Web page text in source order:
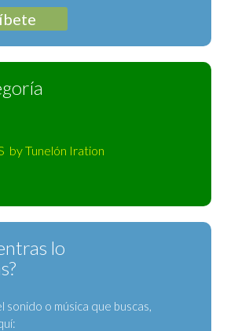
by Tunelón Iration
lo
sonido o música que buscas,